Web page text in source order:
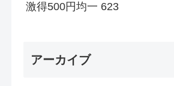
激得500円均一 623
アーカイブ